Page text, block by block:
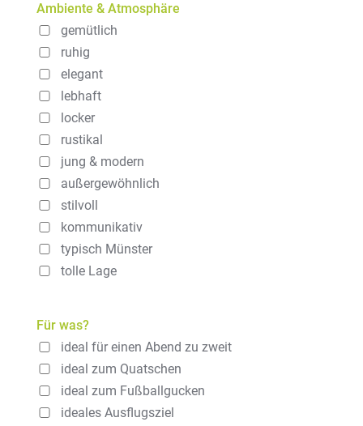
Ambiente & Atmosphäre
gemütlich
ruhig
elegant
lebhaft
locker
rustikal
jung & modern
außergewöhnlich
stilvoll
kommunikativ
typisch Münster
tolle Lage
Für was?
ideal für einen Abend zu zweit
ideal zum Quatschen
ideal zum Fußballgucken
ideales Ausflugsziel